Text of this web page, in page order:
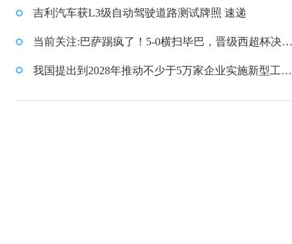
单快收藏（2026/1/8）
吉利汽车获L3级自动驾驶道路测试牌照 速递
当前关注:巴萨踢疯了！5-0横扫毕巴，晋级西超杯决
赛！静待马竞死磕皇马
我国提出到2028年推动不少于5万家企业实施新型工业
网络改造升级_天天资讯